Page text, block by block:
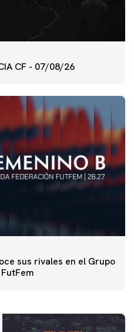
CF - 07/08/26
sus rivales en el Grupo
CF 7/8/2026